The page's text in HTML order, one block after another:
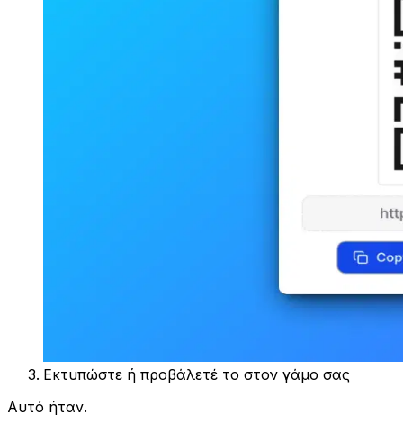
Εκτυπώστε ή προβάλετέ το στον γάμο σας
Αυτό ήταν.